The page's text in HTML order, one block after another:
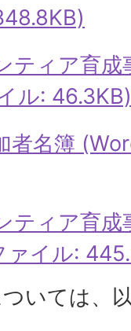
ティア育成
ル: 46.3KB)
者名簿
ティア育成
ァイル:
いては、